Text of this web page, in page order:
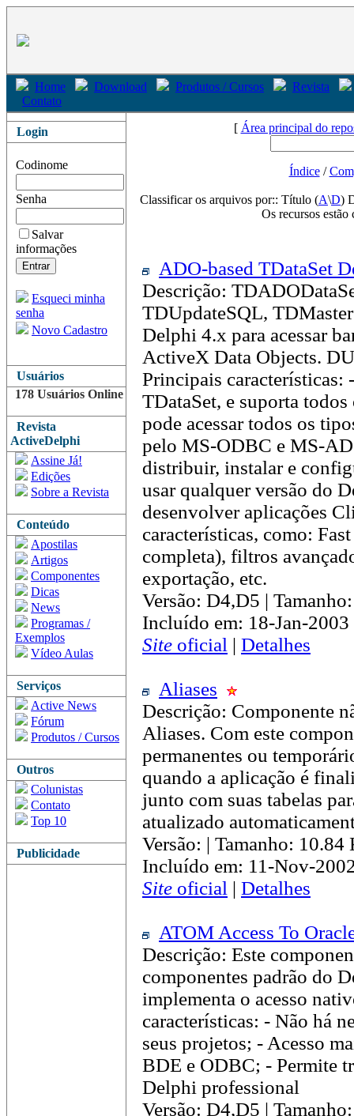
Home Download Produtos / Cursos
Revista
Contato
Login
Codinome
Senha
Salvar
informações
Esqueci minha
senha
Novo Cadastro
Usuários
178 Usuários Online
Revista
ActiveDelphi
Assine Já!
Edições
Sobre a Revista
Conteúdo
Apostilas
Artigos
Componentes
Dicas
News
Programas /
Exemplos
Vídeo Aulas
Serviços
Active News
Fórum
Produtos / Cursos
Outros
Colunistas
Contato
Top 10
Publicidade
[ Área principal do
Índice/
Classificar os arquivos por:: Título (A\D)
Os recursos
ADO-based TDataSet
Descrição:
TDUpdateSQL,
Delphi 4.x para acessar
ActiveX Data Objects.
Principais características:
TDataSet, e suporta
pode acessar todos os
pelo MS-ODBC e MS-
distribuir, instalar e
usar qualquer versão do
desenvolver aplicações
características, como:
completa), filtros
exportação, etc.
Versão: D4,D5 |
Incluído em: 18-Jan-
Site oficial | Detalhes
Aliases
Descrição: Componente
Aliases. Com este
permanentes ou
quando a aplicação é
junto com suas tabelas
atualizado
Versão: | Tamanho: 10.84
Incluído em: 11-Nov-
Site oficial | Detalhes
ATOM Access To
Descrição: Este
componentes padrão do
implementa o acesso
características: - Não há
seus projetos; - Acesso
BDE e ODBC; - Permite
Delphi professional
Versão: D4,D5 |